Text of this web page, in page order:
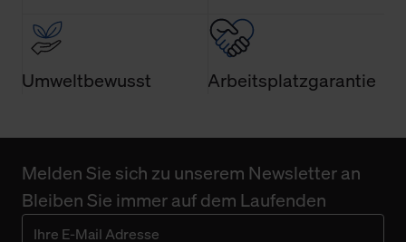
Umweltbewusst Arbeitsplatzgarantie
Melden Sie sich zu unserem Newsletter an
Bleiben Sie immer auf dem Laufenden